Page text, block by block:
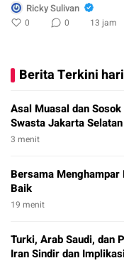
Ricky Sulivan
0 0 13 jam
Berita Terkini
Asal Muasal dan
Swasta Jakarta
3 menit
Bersama Menghampar
Baik
19 menit
Turki, Arab Saudi, dan
Iran Sindir dan